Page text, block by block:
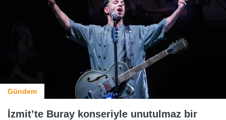
Gündem
İzmit’te Buray konseriyle unutulmaz bir